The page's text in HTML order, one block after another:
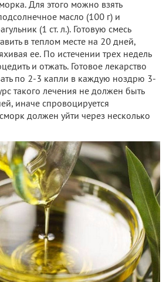
Для этого можно взять
масло (100 г) и
(1 ст. л.). Готовую смесь
в теплом месте на 20 дней,
ее. По истечении трех недель
и отжать. Готовое лекарство
по 2-3 капли в каждую ноздрю 3-
такого лечения не должен быть
иначе спровоцируется
должен уйти через несколько